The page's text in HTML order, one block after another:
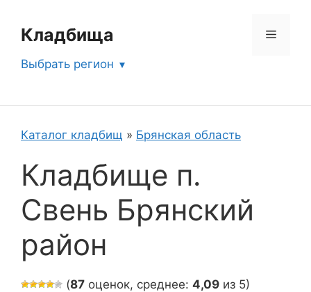
содержимому
Кладбища Меню
Выбрать регион
Каталог кладбищ » Брянская область
Кладбище п.
Свень Брянский
район
(87 оценок, среднее: 4,09 из 5)